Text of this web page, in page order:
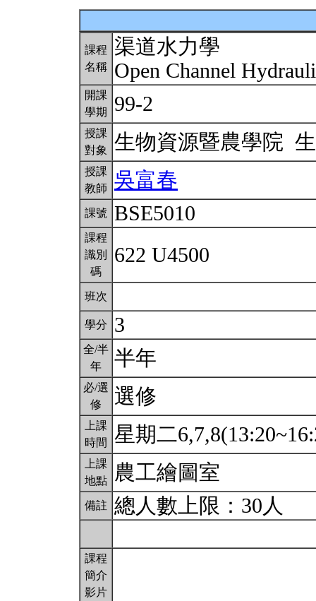
課程
名稱
渠道水力學
Open Channel
開課
學期
99-2
授課
對象
生物資源暨農學院
授課
教師
吳富春
課號 BSE5010
課程
識別
碼
622 U4500
班次
學分 3
全/半
年
半年
必/選
修
選修
上課
時間
星期二
上課
地點
農工繪圖室
備註 總人數上限：30人
課程
簡介
影片